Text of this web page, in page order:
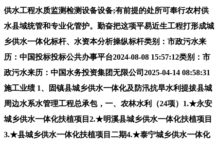
供水工程水质监测检测设备设备;有前提的处所可奉行农村供
水县域统管和专业化管护。勤奋把这项平易近生工程打形成城
乡供水一体化标杆、水资本分析操纵标杆类别：市政污水来
历：中国投标投标公共办事平台2024-08-08 15:57:12类别：市
政污水来历：中国水务投资集团无限公司2025-04-14 08:58:31
施工业绩 1、固镇县城乡供水一体化及防汛抗旱水利提拔县城
周边水系水管理工程总承包，一、农林水利（24项）1.★永安
城乡供水一体化扶植项目2.★明溪县城乡供水一体化扶植项目
3.★县城乡供水一体化扶植项目二期4.★泰宁城乡供水一体化